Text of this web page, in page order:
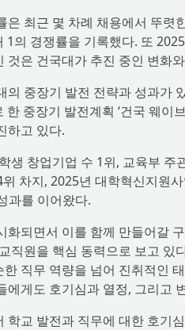
은 최근 몇 차례 채용에서 뚜
1의 경쟁률을 기록했다. 또
것은 건국대가 추진 중인 변화
의 중장기 발전 전략과 성과가
중장기 발전계획 ‘건국 웨이
하고 있다.
생 창업기업 수 1위, 교육부
차지, 2025년 대학혁신지원
과를 이어왔다.
화되면서 이를 함께 만들어갈
직원을 핵심 동력으로 보고
직무 역량을 넘어 진취적인
에게도 호기심과 열정, 그리고
학교 발전과 직무에 대한 호기